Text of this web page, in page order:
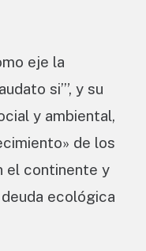
eje la
si’”, y su
y ambiental,
de los
el continente y
ecológica